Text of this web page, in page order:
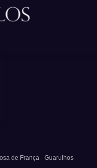
de França - Guarulhos -